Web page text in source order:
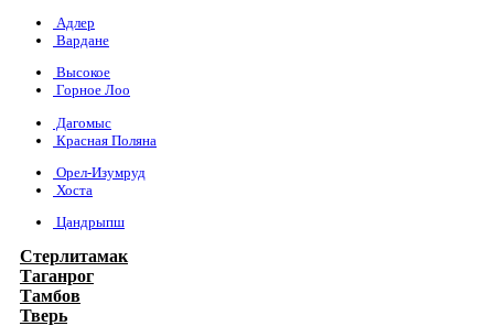
Адлер
Вардане
Высокое
Горное Лоо
Дагомыс
Красная Поляна
Орел-Изумруд
Хоста
Цандрыпш
Стерлитамак
Таганрог
Тамбов
Тверь